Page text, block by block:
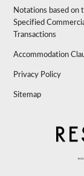
Notations based on
Specified
Transactions
Accommodation
Privacy Policy
Sitemap